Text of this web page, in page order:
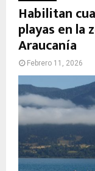
M
A
R
Y
M
Habilitan
playas en la
Araucanía
Febrero 11, 2026